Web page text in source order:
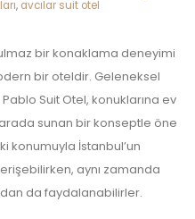
, avcılar suit otel
bir konaklama deneyimi
bir oteldir. Geleneksel
Suit Otel, konuklarına ev
sunan bir konseptle öne
konumuyla İstanbul’un
aynı zamanda
da faydalanabilirler.